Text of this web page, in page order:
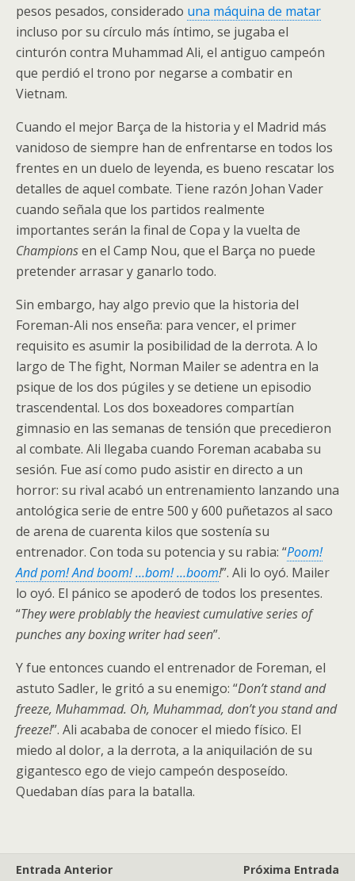
pesos pesados, considerado una máquina de matar
incluso por su círculo más íntimo, se jugaba el
cinturón contra Muhammad Ali, el antiguo campeón
que perdió el trono por negarse a combatir en
Vietnam.
Cuando el mejor Barça de la historia y el Madrid más
vanidoso de siempre han de enfrentarse en todos los
frentes en un duelo de leyenda, es bueno rescatar los
detalles de aquel combate. Tiene razón Johan Vader
cuando señala que los partidos realmente
importantes serán la final de Copa y la vuelta de
Championsen el Camp Nou, que el Barça no puede
pretender arrasar y ganarlo todo.
Sin embargo, hay algo previo que la historia del
Foreman-Ali nos enseña: para vencer, el primer
requisito es asumir la posibilidad de la derrota. A lo
largo de The fight, Norman Mailer se adentra en la
psique de los dos púgiles y se detiene un episodio
trascendental. Los dos boxeadores compartían
gimnasio en las semanas de tensión que precedieron
al combate. Ali llegaba cuando Foreman acababa su
sesión. Fue así como pudo asistir en directo a un
horror: su rival acabó un entrenamiento lanzando una
antológica serie de entre 500 y 600 puñetazos al saco
de arena de cuarenta kilos que sostenía su
entrenador. Con toda su potencia y su rabia: “Poom!
And pom! And boom! …bom! …boom!”. Ali lo oyó. Mailer
lo oyó. El pánico se apoderó de todos los presentes.
“They were problably the heaviest cumulative series of
punches any boxing writer had seen”.
Y fue entonces cuando el entrenador de Foreman, el
astuto Sadler, le gritó a su enemigo: “Don’t stand and
freeze, Muhammad. Oh, Muhammad, don’t you stand and
freeze!”. Ali acababa de conocer el miedo físico. El
miedo al dolor, a la derrota, a la aniquilación de su
gigantesco ego de viejo campeón desposeído.
Quedaban días para la batalla.
Entrada Anterior Próxima Entrada